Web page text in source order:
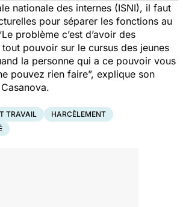
nationale des internes (ISNI), il faut
pour séparer les fonctions au
problème c’est d’avoir des
pouvoir sur le cursus des jeunes
la personne qui a ce pouvoir vous
pouvez rien faire”, explique son
TRAVAIL
HARCÈLEMENT